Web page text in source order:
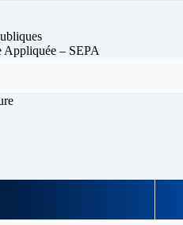
Appliquée – SEPA